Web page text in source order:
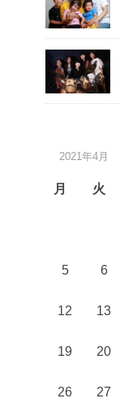
2021年4月
月 火
5 6
12 13
19 20
26 27